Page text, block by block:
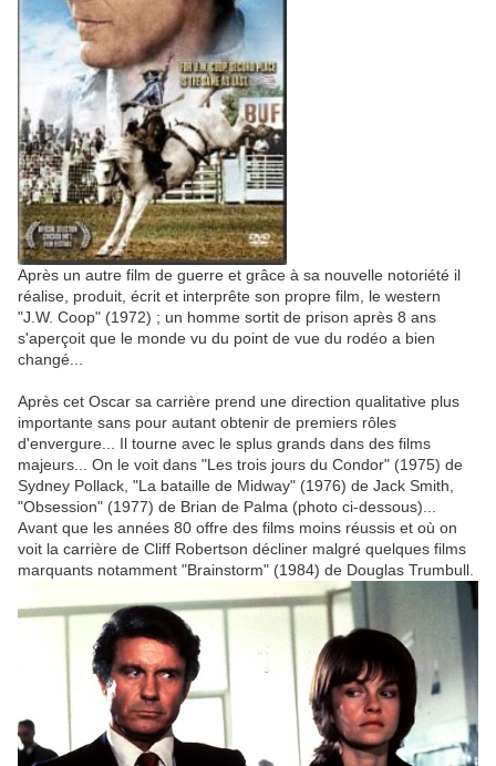
Après un autre film de guerre et grâce à sa nouvelle notoriété il
réalise, produit, écrit et interprête son propre film, le western
"J.W. Coop" (1972) ; un homme sortit de prison après 8 ans
s'aperçoit que le monde vu du point de vue du rodéo a bien
changé...
Après cet Oscar sa carrière prend une direction qualitative plus
importante sans pour autant obtenir de premiers rôles
d'envergure... Il tourne avec le splus grands dans des films
majeurs... On le voit dans "Les trois jours du Condor" (1975) de
Sydney Pollack, "La bataille de Midway" (1976) de Jack Smith,
"Obsession" (1977) de Brian de Palma (photo ci-dessous)...
Avant que les années 80 offre des films moins réussis et où on
voit la carrière de Cliff Robertson décliner malgré quelques films
marquants notamment "Brainstorm" (1984) de Douglas Trumbull.